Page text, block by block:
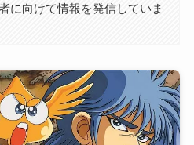
に向けて情報を発信していま